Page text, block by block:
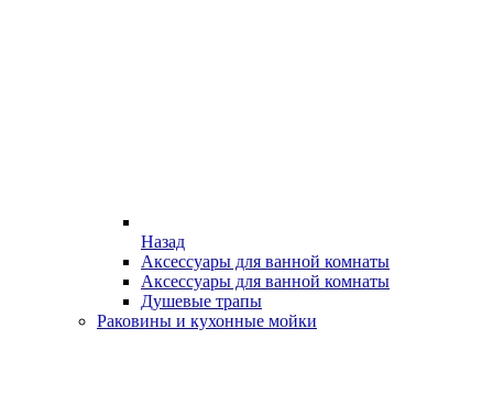
Назад
Аксессуары для ванной комнаты
Аксессуары для ванной комнаты
Душевые трапы
Раковины и кухонные мойки